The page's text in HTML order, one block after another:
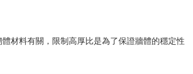
材料有關，限制高厚比是為了保證牆體的穩定性